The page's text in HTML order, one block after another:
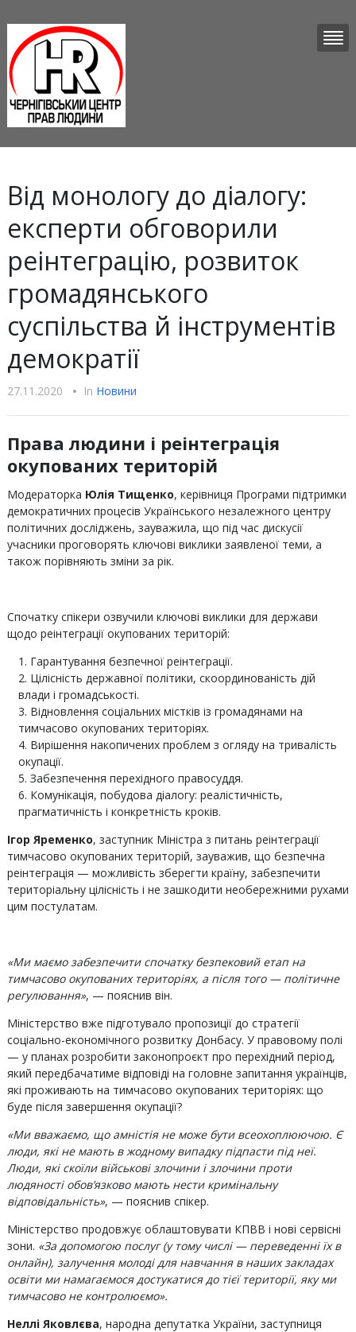
Від монологу до діалогу:
експерти обговорили
реінтеграцію, розвиток
громадянського
суспільства й інструментів
демократії
27.11.2020 • In Новини
Права людини і реінтеграція
окупованих територій
Модераторка Юлія Тищенко, керівниця Програми підтримки
демократичних процесів Українського незалежного центру
політичних досліджень, зауважила, що під час дискусії
учасники проговорять ключові виклики заявленої теми, а
також порівняють зміни за рік.
Спочатку спікери озвучили ключові виклики для держави
щодо реінтеграції окупованих територій:
Гарантування безпечної реінтеграції.
Цілісність державної політики, скоординованість дій
влади і громадськості.
Відновлення соціальних містків із громадянами на
тимчасово окупованих територіях.
Вирішення накопичених проблем з огляду на тривалість
окупації.
Забезпечення перехідного правосуддя.
Комунікація, побудова діалогу: реалістичність,
прагматичність і конкретність кроків.
Ігор Яременко, заступник Міністра з питань реінтеграції
тимчасово окупованих територій, зауважив, що безпечна
реінтеграція — можливість зберегти країну, забезпечити
територіальну цілісність і не зашкодити необережними рухами
цим постулатам.
«Ми маємо забезпечити спочатку безпековий етап на
тимчасово окупованих територіях, а після того — політичне
регулювання», — пояснив він.
Міністерство вже підготувало пропозиції до стратегії
соціально-економічного розвитку Донбасу. У правовому полі
— у планах розробити законопроєкт про перехідний період,
який передбачатиме відповіді на головне запитання українців,
які проживають на тимчасово окупованих територіях: що
буде після завершення окупації?
«Ми вважаємо, що амністія не може бути всеохоплюючою. Є
люди, які не мають в жодному випадку підпасти під неї.
Люди, які скоїли військові злочини і злочини проти
людяності обов’язково мають нести кримінальну
відповідальність», — пояснив спікер.
Міністерство продовжує облаштовувати КПВВ і нові сервісні
зони. «За допомогою послуг (у тому числі — переведенні їх в
онлайн), залучення молоді для навчання в наших закладах
освіти ми намагаємося достукатися до тієї території, яку ми
тимчасово не контролюємо».
Неллі Яковлєва, народна депутатка України, заступниця